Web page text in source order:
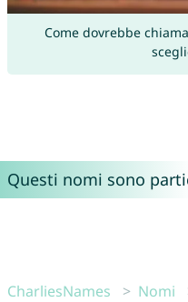
Come dovrebbe
Questi nomi sono
CharliesNames Nomi